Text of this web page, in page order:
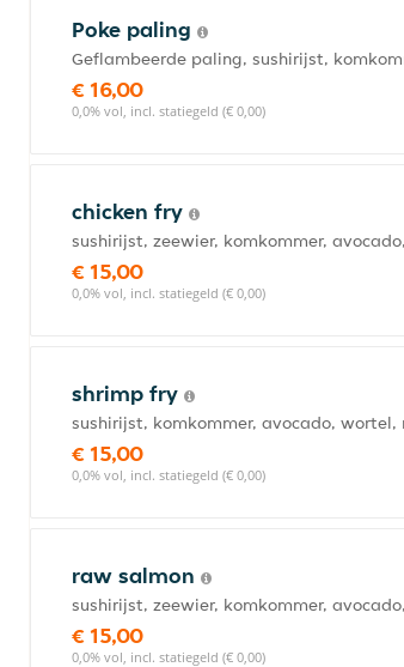
Poke paling
Geflambeerde paling, sushirijst,
€ 16,00
0,0% vol, incl. statiegeld (€ 0,00)
chicken fry
sushirijst, zeewier, komkommer,
€ 15,00
0,0% vol, incl. statiegeld (€ 0,00)
shrimp fry
sushirijst, komkommer, avocado,
€ 15,00
0,0% vol, incl. statiegeld (€ 0,00)
raw salmon
sushirijst, zeewier, komkommer,
€ 15,00
0,0% vol, incl. statiegeld (€ 0,00)